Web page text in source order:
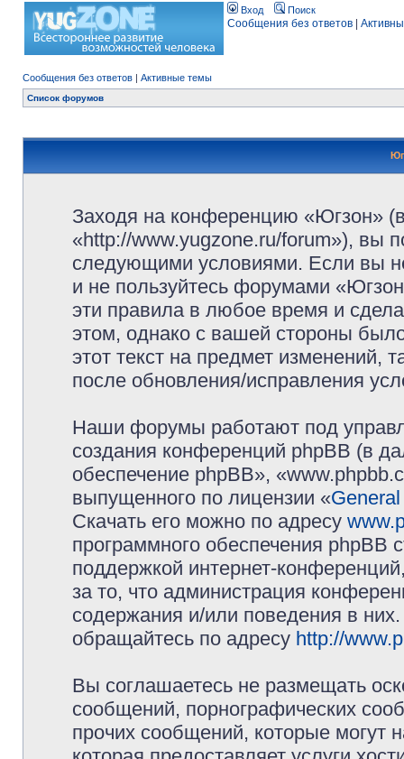
Вход Поиск
Сообщения без ответов
Сообщения без ответов | Активные темы
Список форумов
Заходя на конференцию «Югзон»
«http://www.yugzone.ru/forum»), вы
следующими условиями. Если вы
и не пользуйтесь форумами
эти правила в любое время и
этом, однако с вашей стороны
этот текст на предмет изменений,
после обновления/исправления
Наши форумы работают под
создания конференций phpBB (в
обеспечение phpBB»,
выпущенного по лицензии «
Скачать его можно по адресу
программного обеспечения phpBB
поддержкой интернет-
за то, что администрация
содержания и/или поведения в
обращайтесь по адресу http://
Вы соглашаетесь не размещать
сообщений, порнографических
прочих сообщений, которые могут